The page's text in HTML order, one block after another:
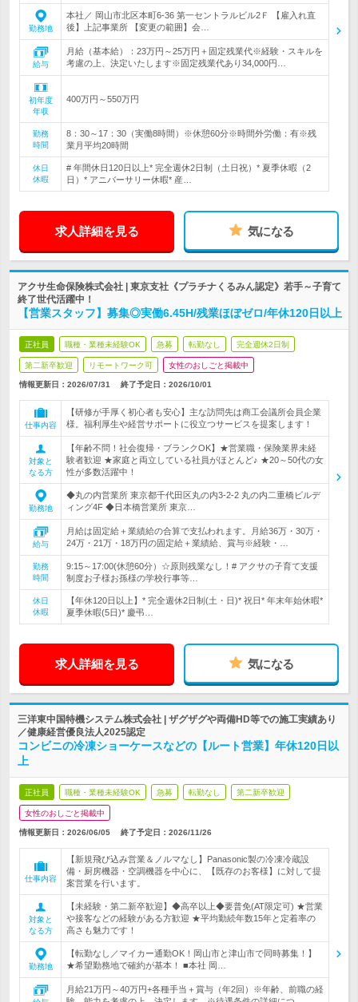
勤務地
本社／ 岡山市北区本町6-36 第一セントラルビル2Ｆ 【雇入れ直
後】上記事業所 【変更の範囲】会…
給与
月給（基本給）：23万円～25万円＋固定残業代※経験・スキルを
考慮の上、決定いたします※固定残業代あり34,000円…
初年度
年収
400万円～550万円
勤務
時間
8：30～17：30（実働8時間）※休憩60分※時間外労働：有※残
業月平均20時間
休日
休暇
# 年間休日120日以上* 完全週休2日制（土日祝）* 夏季休暇（2
日）* アニバーサリー休暇* 産…
求人詳細を見る 気になる
アクサ生命保険株式会社 | 東京支社《プラチナくるみん認定》若手～子育て
終了世代活躍中！
【営業スタッフ】募集◎実働6.45H/残業ほぼゼロ/年休120日以上
正社員 職種・業種未経験OK 急募 転勤なし 完全週休2日制
第二新卒歓迎 リモートワーク可 女性のおしごと掲載中
情報更新日：2026/07/31 終了予定日： 2026/10/01
仕事内容
【研修が手厚く初心者も安心】主な訪問先は商工会議所会員企業
様。福利厚生や経営サポートに役立つサービスを提案します！
対象と
なる方
【年齢不問！社会復帰・ブランクOK】★営業職・保険業界未経
験者歓迎 ★家庭と両立している社員がほとんど♪ ★20～50代の女
性が多数活躍中！
勤務地
◆丸の内営業所 東京都千代田区丸の内3-2-2 丸の内二重橋ビルデ
ィング4F ◆日本橋営業所 東京…
給与
月給は固定給＋業績給の合算で支払われます。月給36万・30万・
24万・21万・18万円の固定給＋業績給、賞与※経験・…
勤務
時間
9:15～17:00(休憩60分）☆原則残業なし！# アクサの子育て支援
制度お子様お孫様の学校行事等…
休日
休暇
【年休120日以上】* 完全週休2日制(土・日)* 祝日* 年末年始休暇*
夏季休暇(5日)* 慶弔…
求人詳細を見る 気になる
三洋東中国特機システム株式会社 | ザグザグや両備HD等での施工実績あり
／健康経営優良法人2025認定
コンビニの冷凍ショーケースなどの【ルート営業】年休120日以
上
正社員 職種・業種未経験OK 急募 転勤なし 第二新卒歓迎
女性のおしごと掲載中
情報更新日：2026/06/05 終了予定日： 2026/11/26
仕事内容
【新規飛び込み営業＆ノルマなし】Panasonic製の冷凍冷蔵設
備・厨房機器・空調機器を中心に、【既存のお客様】に対して提
案営業を行います。
対象と
なる方
【未経験・第二新卒歓迎】◆高卒以上◆要普免(AT限定可) ★営業
や接客などの経験がある方歓迎 ★平均勤続年数15年と定着率の
高さも魅力です！
勤務地
【転勤なし／マイカー通勤OK！岡山市と津山市で同時募集！】
★希望勤務地で確約が基本！ ■本社 岡…
月給21万円～40万円+各種手当＋賞与（年2回）※年齢、前職の経